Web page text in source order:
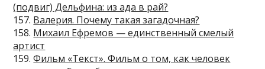
(подвиг) Дельфина: из ада в рай?
157. Валерия. Почему такая загадочная?
158. Михаил Ефремов — единственный смелый
артист
159.Фильм «Текст». Фильм о том, как человек